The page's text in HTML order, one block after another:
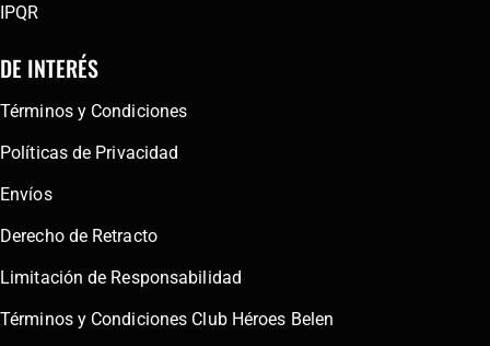
IPQR
DE INTERÉS
Términos y Condiciones
Políticas de Privacidad
Envíos
Derecho de Retracto
Limitación de Responsabilidad
Términos y Condiciones Club Héroes Belen